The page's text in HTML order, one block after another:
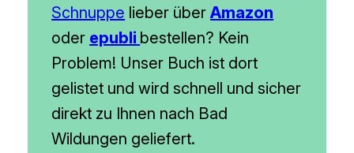
Schnuppe lieber überAmazon
oder epubli bestellen? Kein
Problem! Unser Buch ist dort
gelistet und wird schnell und sicher
direkt zu Ihnen nach Bad
Wildungen geliefert.